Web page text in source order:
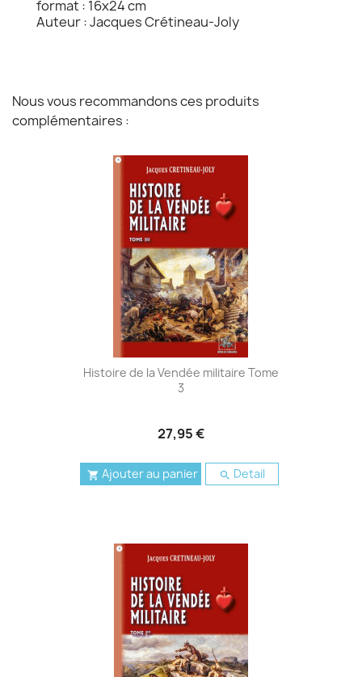
format : 16x24 cm
Auteur : Jacques Crétineau-Joly
Nous vous recommandons ces produits
complémentaires :
Histoire de la Vendée militaire Tome
3
27,95 €
 Ajouter au panier  Detail